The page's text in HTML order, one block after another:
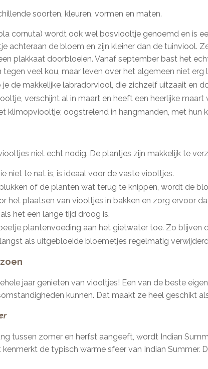
soorten, kleuren, vormen en maten.
cornuta) wordt ook wel bosviooltje genoemd en is
achteraan de bloem en zijn kleiner dan de tuinviool.
plakkaat doorbloeien. Vanaf september bast het
tegen veel kou, maar leven over het algemeen niet erg
de makkelijke labradorviool, die zichzelf uitzaait en
verschijnt al in maart en heeft een heerlijke maart
klimopviooltje; oogstrelend in hangmanden, met hun
niet echt nodig. De plantjes zijn makkelijk te
niet te nat is, is ideaal voor de vaste viooltjes.
of de planten wat terug te knippen, wordt de
het plaatsen van viooltjes in bakken en zorg ervoor
het een lange tijd droog is.
plantenvoeding aan het gietwater toe. Zo blijven
als uitgebloeide bloemetjes regelmatig
jaar genieten van viooltjes! Een van de beste
kunnen. Dat maakt ze heel geschikt
tussen zomer en herfst aangeeft, wordt Indian
de typisch warme sfeer van Indian Summer.